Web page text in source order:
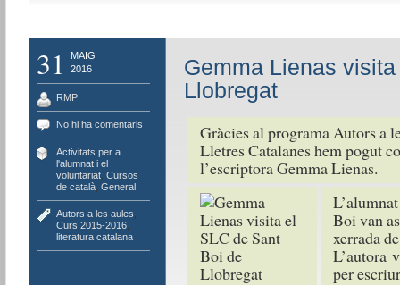
31
MAIG
2016
RMP
No hi ha comentaris
Activitats per a
l'alumnat i el
voluntariat, Cursos
de català, General
Autors a les aules
Curs 2015-2016,
literatura catalana
Gemma Lienas
Llobregat
Gràcies al programa Autors a
Lletres Catalanes hem pogut
l’escriptora Gemma Lienas.
Boi van
xerrada
L’autora
per